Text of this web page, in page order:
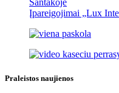
Santakoje
Įpareigojimai „Lux
Praleistos naujienos